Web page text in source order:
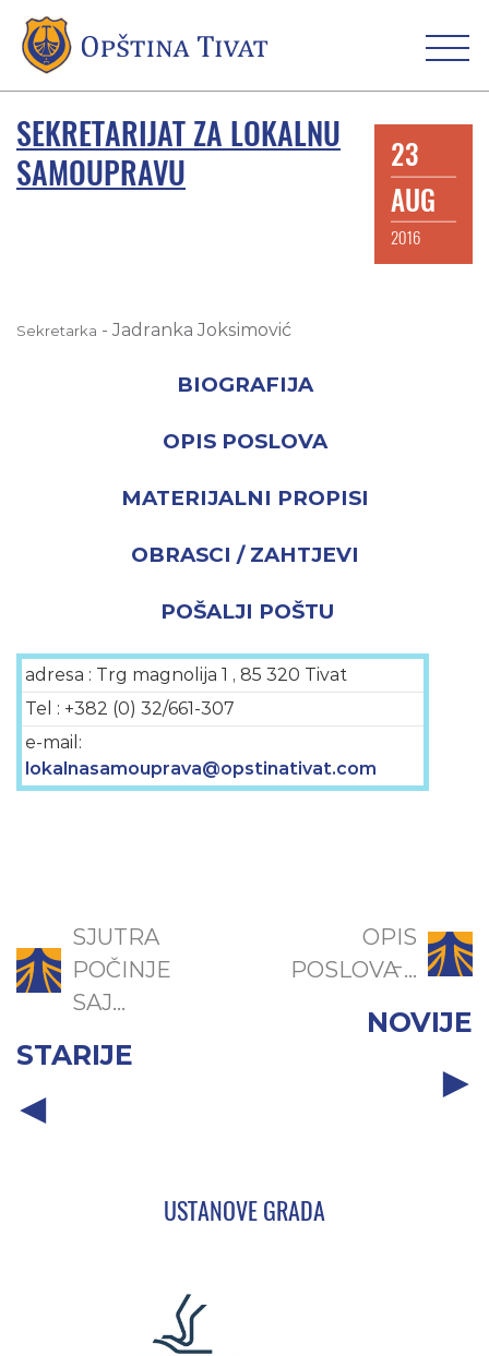
SEKRETARIJAT ZA LOKALNU
SAMOUPRAVU
23
AUG
2016
Sekretarka -Jadranka Joksimović
BIOGRAFIJA
OPIS POSLOVA
MATERIJALNI PROPISI
OBRASCI / ZAHTJEVI
POŠALJI POŠTU
adresa : Trg magnolija 1 , 85 320 Tivat
Tel : +382 (0) 32/661-307
e-mail:
lokalnasamouprava@opstinativat.com
SJUTRA
POČINJE
SAJ...
STARIJE
OPIS
POSLOVA ̵...
NOVIJE
USTANOVE GRADA